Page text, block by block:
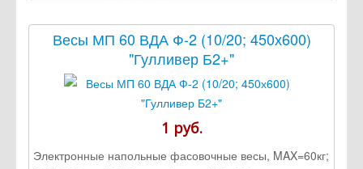
Весы МП 60 ВДА Ф-2 (10/20; 450х600)
"Гулливер Б2+"
1 руб.
Электронные напольные фасовочные весы, MAX=60кг;